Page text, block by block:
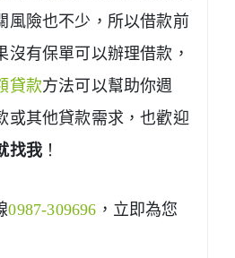
風險也不少，所以借款前
沒有保單可以辦理借款，
貸款方法可以幫助你週
或其他貸款需求，也歡迎
找我 ！
0987-309696 ，立即為您